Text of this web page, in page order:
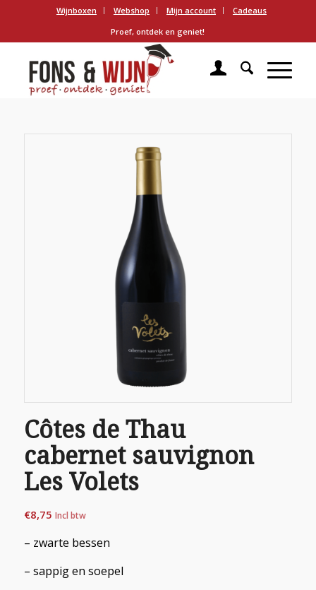
Wijnboxen Webshop Mijn account
Cadeaus
Proef, ontdek en geniet!
Côtes de Thau
cabernet sauvignon
Les Volets
€8,75 Incl btw
– zwarte bessen
– sappig en soepel